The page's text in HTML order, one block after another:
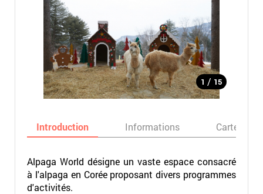
1 / 15
Introduction Informations Carte
Alpaga World désigne un vaste espace consacré
à l'alpaga en Corée proposant divers programmes
d'activités.